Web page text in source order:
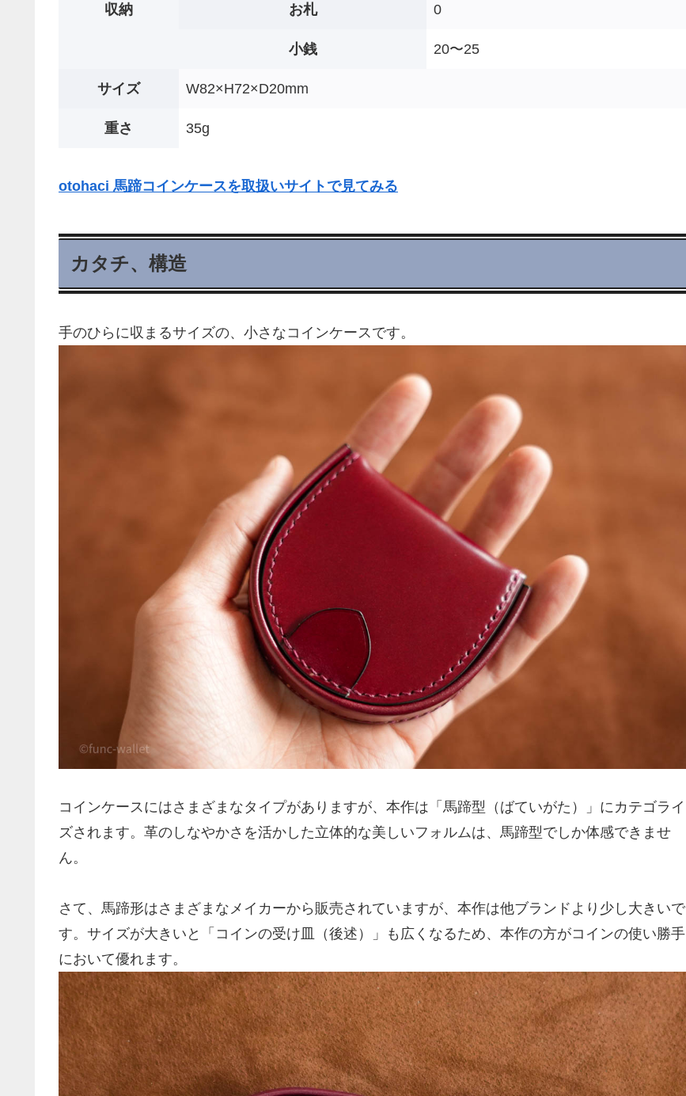
収納 お札 0
小銭 20〜25
サイズ W82×H72×D20mm
重さ 35g
otohaci 馬蹄コインケースを取扱いサイトで見てみる
カタチ、構造
手のひらに収まるサイズの、小さなコインケースです。
コインケースにはさまざまなタイプがありますが、本作は「馬蹄型（ばていがた）」にカテゴライ
ズされます。革のしなやかさを活かした立体的な美しいフォルムは、馬蹄型でしか体感できませ
ん。
さて、馬蹄形はさまざまなメイカーから販売されていますが、本作は他ブランドより少し大きいで
す。サイズが大きいと「コインの受け皿（後述）」も広くなるため、本作の方がコインの使い勝手
において優れます。